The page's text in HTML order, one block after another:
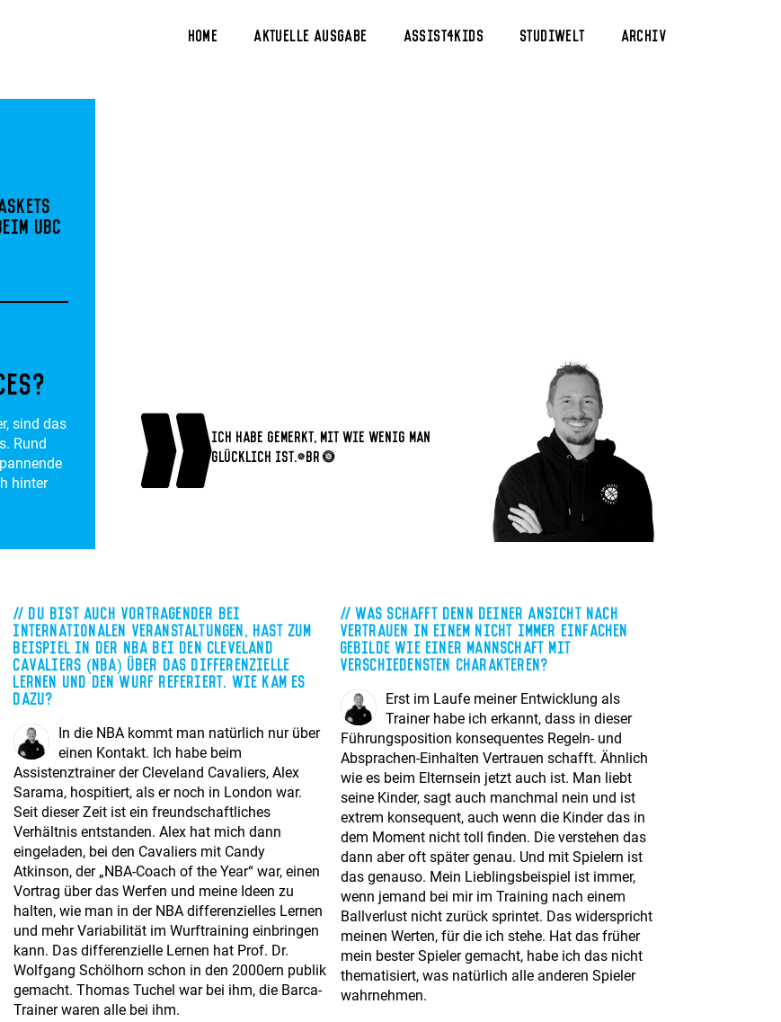
Home Aktuelle Ausgabe Assist4Kids Studiwelt Archiv
UBC
sind das
Rund
hinter
Ich habe gemerkt, mit wie wenig man
glücklich ist.<br>
Du bist auch Vortragender bei
internationalen Veranstaltungen, hast zum
Beispiel in der NBA bei den Cleveland
Cavaliers (NBA) über das differenzielle
Lernen und den Wurf referiert. Wie kam es
dazu?
In die NBA kommt man natürlich nur über
einen Kontakt. Ich habe beim
Assistenztrainer der Cleveland Cavaliers, Alex
Sarama, hospitiert, als er noch in London war.
Seit dieser Zeit ist ein freundschaftliches
Verhältnis entstanden. Alex hat mich dann
eingeladen, bei den Cavaliers mit Candy
Atkinson, der „NBA-Coach of the Year“ war, einen
Vortrag über das Werfen und meine Ideen zu
halten, wie man in der NBA differenzielles Lernen
und mehr Variabilität im Wurftraining einbringen
kann. Das differenzielle Lernen hat Prof. Dr.
Wolfgang Schölhorn schon in den 2000ern publik
gemacht. Thomas Tuchel war bei ihm, die Barca-
Trainer waren alle bei ihm.
Was schafft denn Deiner Ansicht nach
Vertrauen in einem nicht immer einfachen
Gebilde wie einer Mannschaft mit
verschiedensten Charakteren?
Erst im Laufe meiner Entwicklung als
Trainer habe ich erkannt, dass in dieser
Führungsposition konsequentes Regeln- und
Absprachen-Einhalten Vertrauen schafft. Ähnlich
wie es beim Elternsein jetzt auch ist. Man liebt
seine Kinder, sagt auch manchmal nein und ist
extrem konsequent, auch wenn die Kinder das in
dem Moment nicht toll finden. Die verstehen das
dann aber oft später genau. Und mit Spielern ist
das genauso. Mein Lieblingsbeispiel ist immer,
wenn jemand bei mir im Training nach einem
Ballverlust nicht zurück sprintet. Das widerspricht
meinen Werten, für die ich stehe. Hat das früher
mein bester Spieler gemacht, habe ich das nicht
thematisiert, was natürlich alle anderen Spieler
wahrnehmen.